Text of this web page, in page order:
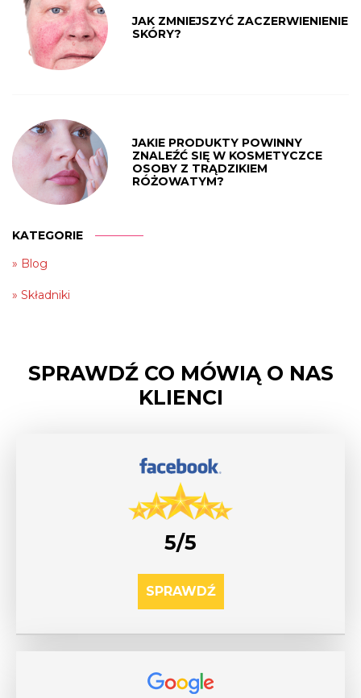
JAK ZMNIEJSZYĆ ZACZERWIENIENIE
SKÓRY?
JAKIE PRODUKTY POWINNY
ZNALEŹĆ SIĘ W KOSMETYCZCE
OSOBY Z TRĄDZIKIEM
RÓŻOWATYM?
KATEGORIE
Blog
Składniki
SPRAWDŹ CO MÓWIĄ O NAS
KLIENCI
5/5
SPRAWDŹ